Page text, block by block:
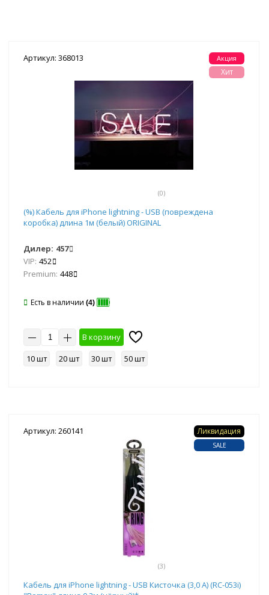
Артикул: 368013
(0)
Акция
Хит
(%) Кабель для iPhone lightning - USB (повреждена
коробка) длина 1м (белый) ORIGINAL
Дилер: 457
VIP: 452
Premium: 448
Есть в наличии (4)
В корзину
10 шт
20 шт 30 шт 50 шт
Артикул: 260141
(3)
Ликвидация
SALE
Кабель для iPhone lightning - USB Кисточка (3,0 A) (RC-053i)